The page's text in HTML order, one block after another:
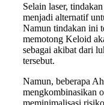
Selain laser,
menjadi alternatif
Namun tindakan ini
memotong Keloid
sebagai akibat dari
tersebut.
Namun, beberapa
mengkombinasikan
meminimalisasi